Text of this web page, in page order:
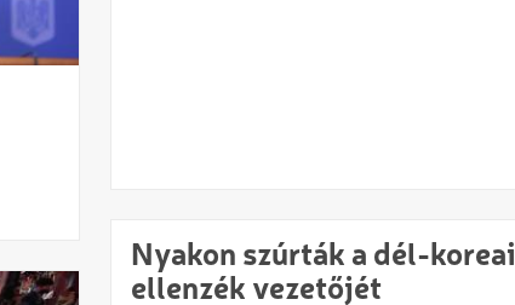
Nyakon szúrták a dél-koreai
ellenzék vezetőjét